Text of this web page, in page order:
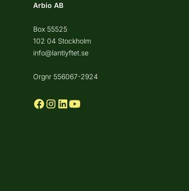
Arbio AB
Box 55525
102 04 Stockholm
info@lantlyftet.se
Orgnr 556067-2924